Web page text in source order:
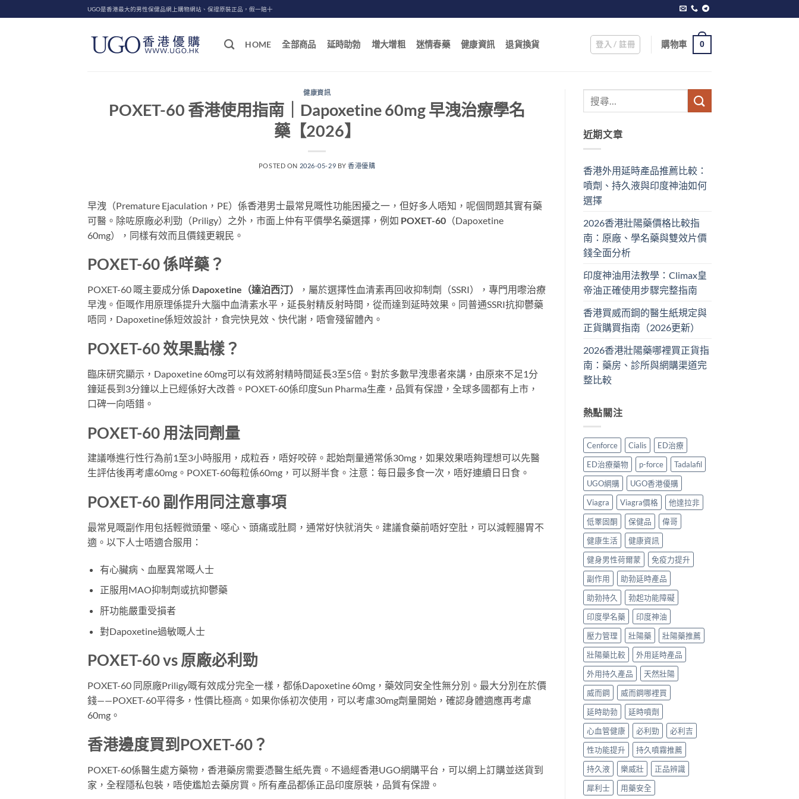
to
UGO是香港最大的男性保健品網上購物網站、保證原裝正品，假一賠十
HOME 全部商品 延時助勃 增大增粗 迷情春藥 健康資訊 退貨換貨 登入 / 註冊 購物車 0
健康資訊
POXET-60 香港使用指南｜Dapoxetine 60mg 早洩治療學名
藥【2026】
POSTED ON 2026-05-29 BY香港優購
早洩（Premature Ejaculation，PE）係香港男士最常見嘅性功能困擾之一，但好多人唔知，呢個問題其實有藥
可醫。除咗原廠必利勁（Priligy）之外，市面上仲有平價學名藥選擇，例如 POXET-60 （Dapoxetine
60mg），同樣有效而且價錢更親民。
POXET-60 係咩藥？
POXET-60 嘅主要成分係 Dapoxetine（達泊西汀）
，屬於選擇性血清素再回收抑制劑（SSRI），專門用嚟治療
早洩。佢嘅作用原理係提升大腦中血清素水平，延長射精反射時間，從而達到延時效果。同普通SSRI抗抑鬱藥
唔同，Dapoxetine係短效設計，食完快見效、快代謝，唔會殘留體內。
POXET-60 效果點樣？
臨床研究顯示，Dapoxetine 60mg可以有效將射精時間延長3至5倍。對於多數早洩患者來講，由原來不足1分
鐘延長到3分鐘以上已經係好大改善。POXET-60係印度Sun Pharma生產，品質有保證，全球多國都有上市，
口碑一向唔錯。
POXET-60 用法同劑量
建議喺進行性行為前1至3小時服用，成粒吞，唔好咬碎。起始劑量通常係30mg，如果效果唔夠理想可以先醫
生評估後再考慮60mg。POXET-60每粒係60mg，可以掰半食。注意：每日最多食一次，唔好連續日日食。
POXET-60 副作用同注意事項
最常見嘅副作用包括輕微頭暈、噁心、頭痛或肚屙，通常好快就消失。建議食藥前唔好空肚，可以減輕腸胃不
適。以下人士唔適合服用：
有心臟病、血壓異常嘅人士
正服用MAO抑制劑或抗抑鬱藥
肝功能嚴重受損者
對Dapoxetine過敏嘅人士
POXET-60 vs 原廠必利勁
POXET-60 同原廠Priligy嘅有效成分完全一樣，都係Dapoxetine 60mg，藥效同安全性無分別。最大分別在於價
錢——POXET-60平得多，性價比極高。如果你係初次使用，可以考慮30mg劑量開始，確認身體適應再考慮
60mg。
香港邊度買到POXET-60？
POXET-60係醫生處方藥物，香港藥房需要憑醫生紙先賣。不過經香港UGO網購平台，可以網上訂購並送貨到
家，全程隱私包裝，唔使尷尬去藥房買。所有產品都係正品印度原裝，品質有保證。
近期文章
香港外用延時產品推薦比較：
噴劑、持久液與印度神油如何
選擇
2026香港壯陽藥價格比較指
南：原廠、學名藥與雙效片價
錢全面分析
印度神油用法教學：Climax皇
帝油正確使用步驟完整指南
香港買威而鋼的醫生紙規定與
正貨購買指南（2026更新）
2026香港壯陽藥哪裡買正貨指
南：藥房、診所與網購渠道完
整比較
熱點關注
Cenforce Cialis
ED治療
ED治療藥物
p-force
Tadalafil
UGO網購
UGO香港優購
Viagra
Viagra價格
他達拉非
低睪固酮
保健品
偉哥
健康生活
健康資訊
健身男性荷爾蒙
免疫力提升
副作用
助勃延時產品
助勃持久
勃起功能障礙
印度學名藥
印度神油
壓力管理
壯陽藥
壯陽藥推薦
壯陽藥比較
外用延時產品
外用持久產品
天然壯陽
威而鋼
威而鋼哪裡買
延時助勃
延時噴劑
心血管健康
必利勁
必利吉
性功能提升
持久噴霧推薦
持久液
樂威壯
正品辨識
犀利士
用藥安全